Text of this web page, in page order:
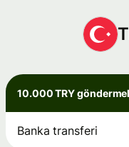
10.000 TRY
Banka transferi